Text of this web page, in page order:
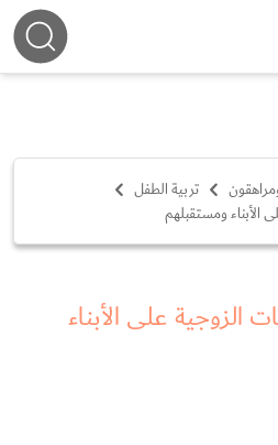
تربية الطفل
الأبناء ومستقبلهم
الزوجية على الأبناء